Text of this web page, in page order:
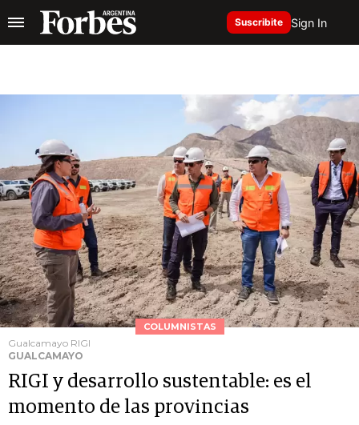
Suscribite Sign In
COLUMNISTAS
Gualcamayo RIGI
GUALCAMAYO
RIGI y desarrollo sustentable: es el
momento de las provincias